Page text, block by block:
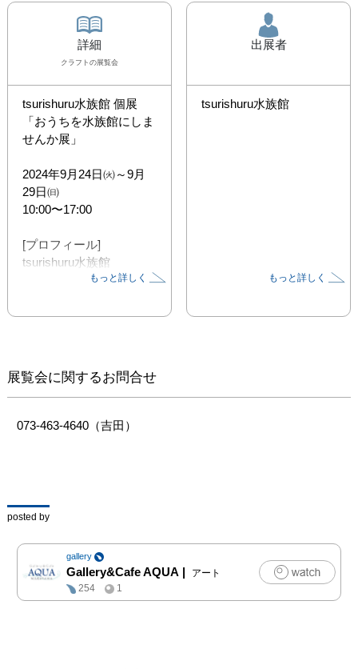
詳細
クラフト の展覧会
tsurishuru水族館 個展
「おうちを水族館にしま
せんか展」
2024年9月24日㈫～9月
29日㈰
10:00〜17:00
[プロフィール]
tsurishuru水族館
大阪府出身。おうちを水
ワイヤーを使用し、海や
釣り好きが高じて、海の
生きものばかり作成する
りました。
ください。
Gallery&Cafe AQUA
和歌山市満屋186-7
https://www.gc-
aqua.com/
もっと詳しく
出展者
tsurishuru水族館
もっと詳しく
展覧会に関するお問合せ
073-463-4640（吉田）
posted by
gallery
Gallery&Cafe AQUA |
アート
254
1